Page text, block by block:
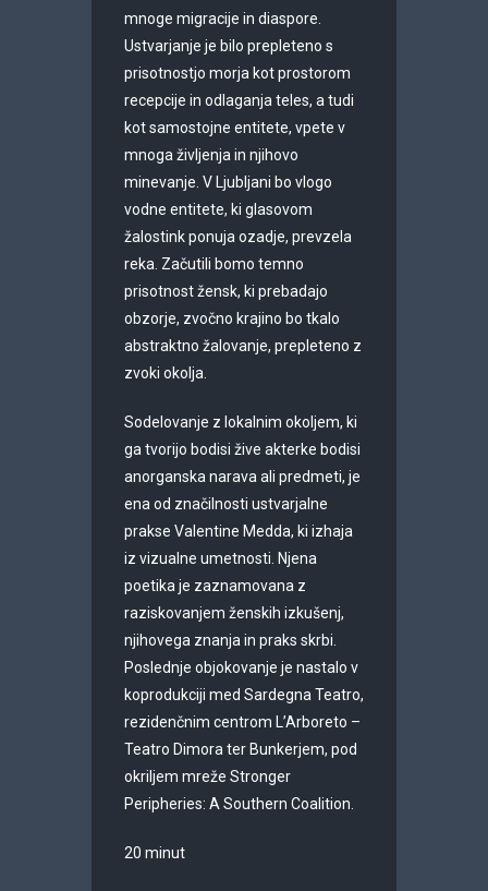
mnoge migracije in diaspore.
Ustvarjanje je bilo prepleteno s
prisotnostjo morja kot prostorom
recepcije in odlaganja teles, a tudi
kot samostojne entitete, vpete v
mnoga življenja in njihovo
minevanje. V Ljubljani bo vlogo
vodne entitete, ki glasovom
žalostink ponuja ozadje, prevzela
reka. Začutili bomo temno
prisotnost žensk, ki prebadajo
obzorje, zvočno krajino bo tkalo
abstraktno žalovanje, prepleteno z
zvoki okolja.
Sodelovanje z lokalnim okoljem, ki
ga tvorijo bodisi žive akterke bodisi
anorganska narava ali predmeti, je
ena od značilnosti ustvarjalne
prakse Valentine Medda, ki izhaja
iz vizualne umetnosti. Njena
poetika je zaznamovana z
raziskovanjem ženskih izkušenj,
njihovega znanja in praks skrbi.
Poslednje objokovanje je nastalo v
koprodukciji med Sardegna Teatro,
rezidenčnim centrom L’Arboreto –
Teatro Dimora ter Bunkerjem, pod
okriljem mreže Stronger
Peripheries: A Southern Coalition.
20 minut